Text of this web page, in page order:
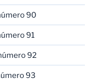
90
91
92
93